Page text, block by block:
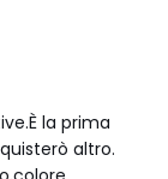
la prima
altro.